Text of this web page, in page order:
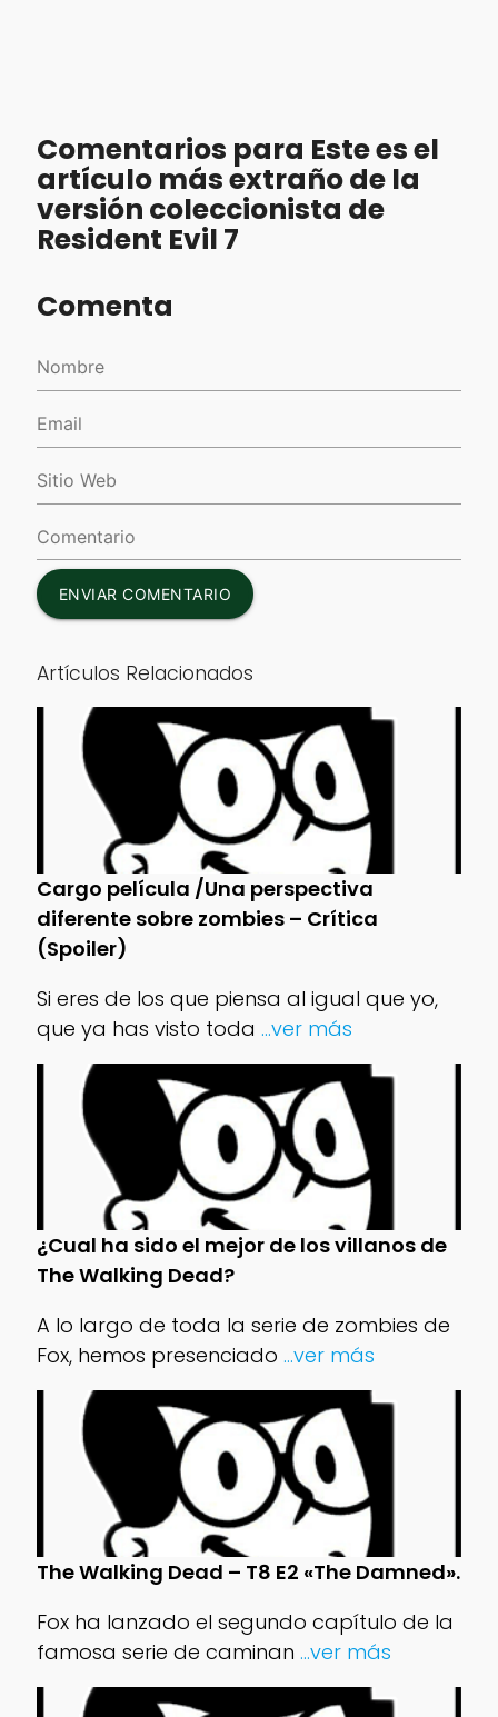
Comentarios para Este es el
artículo más extraño de la
versión coleccionista de
Resident Evil 7
Comenta
ENVIAR COMENTARIO
Artículos Relacionados
Cargo película /Una perspectiva
diferente sobre zombies – Crítica
(Spoiler)
Si eres de los que piensa al igual que yo,
que ya has visto toda ...ver más
¿Cual ha sido el mejor de los villanos de
The Walking Dead?
A lo largo de toda la serie de zombies de
Fox, hemos presenciado ...ver más
The Walking Dead – T8 E2 «The Damned».
Fox ha lanzado el segundo capítulo de la
famosa serie de caminan ...ver más